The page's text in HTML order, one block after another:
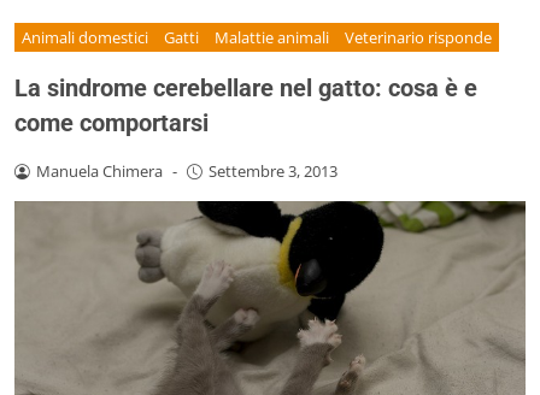
Animali domestici Gatti Malattie animali Veterinario risponde
La sindrome cerebellare nel gatto: cosa è e
come comportarsi
Manuela Chimera - Settembre 3, 2013